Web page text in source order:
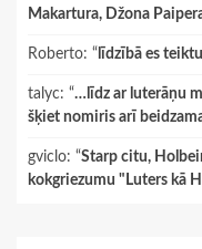
Makartura, Džona
Roberto: “ līdzībā es
talyc: “…līdz ar luterāņu
šķiet nomiris arī
gviclo: “Starp citu,
kokgriezumu "Luters kā